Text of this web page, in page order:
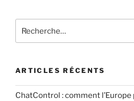
i
e
pour
ARTICLES RÉCENTS
ChatControl : comment